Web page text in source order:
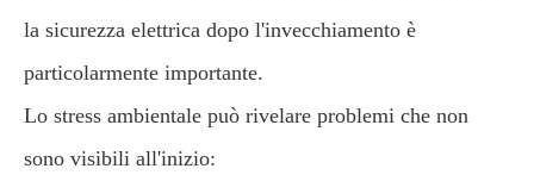
la sicurezza elettrica dopo l'invecchiamento è
particolarmente importante.
Lo stress ambientale può rivelare problemi che non
sono visibili all'inizio: